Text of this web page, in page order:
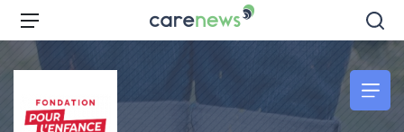
Aller
contenu
principal
Carenews,
Le
acteurs
Menu